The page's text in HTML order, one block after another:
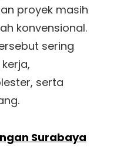
proyek masih
konvensional.
sering
serta
Surabaya